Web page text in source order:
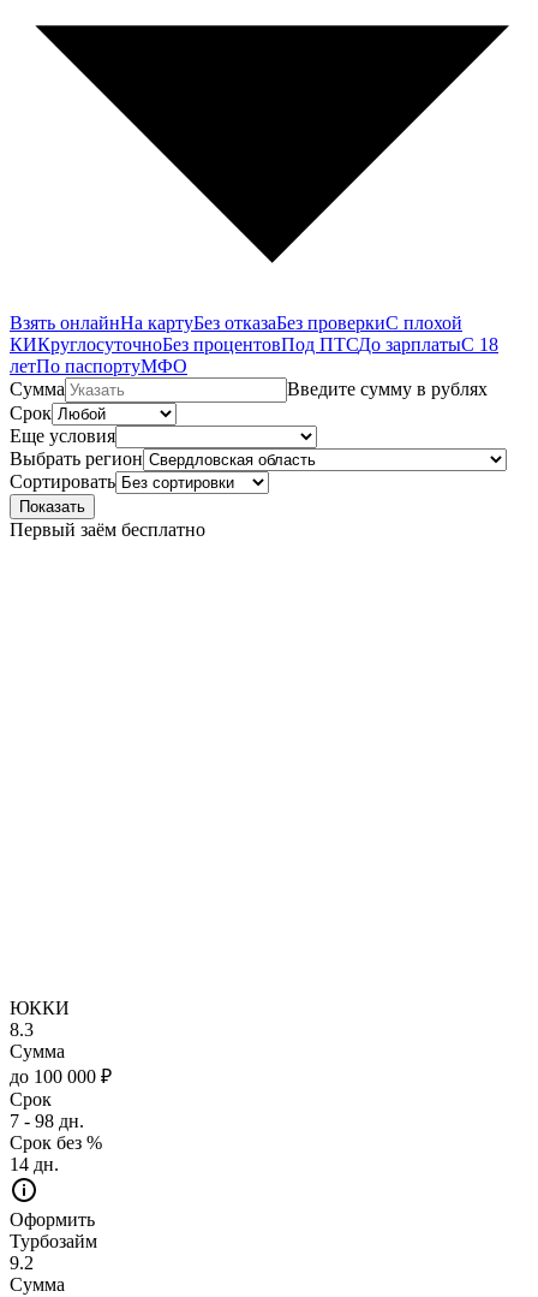
Взять онлайнНа картуБез отказаБез проверкиС плохой
КИКруглосуточноБез процентовПод ПТСДо зарплатыС 18
летПо паспортуМФО
Сумма
Введите сумму в рублях
Срок
Еще условия
Выбрать регион
Сортировать
Показать
Первый заём бесплатно
ЮККИ
8.3
Сумма
до 100 000 ₽
Срок
7 - 98 дн.
Срок без %
14 дн.
Оформить
Турбозайм
9.2
Сумма